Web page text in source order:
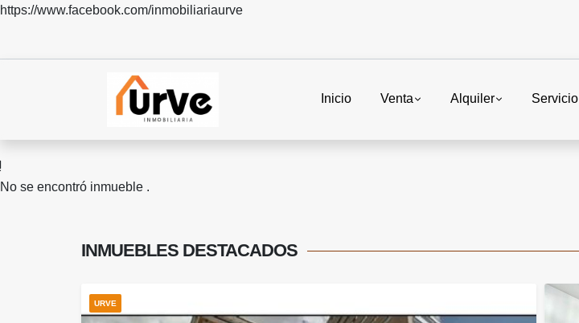
https://www.facebook.com/inmobiliariaurve
Inicio Venta Alquiler Servicio
No se encontró inmueble .
INMUEBLES DESTACADOS
URVE